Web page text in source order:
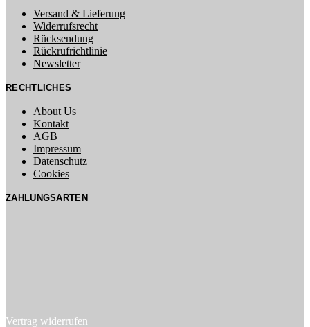
Versand & Lieferung
Widerrufsrecht
Rücksendung
Rückrufrichtlinie
Newsletter
RECHTLICHES
About Us
Kontakt
AGB
Impressum
Datenschutz
Cookies
ZAHLUNGSARTEN
Vertrag widerrufen